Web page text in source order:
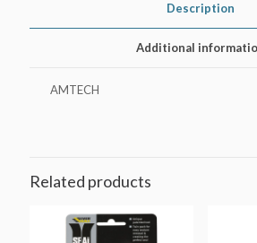
Description
Additional
AMTECH
Related products